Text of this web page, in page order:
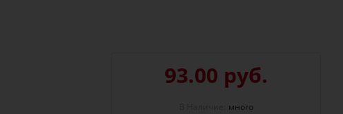
93.00 руб.
много